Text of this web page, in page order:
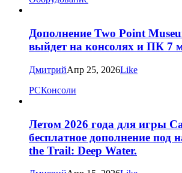
Дополнение Two Point
выйдет на консолях и ПК 7
ДмитрийАпр 25, 2026Like
PCКонсоли
Летом 2026 года для игры
бесплатное дополнение под
the Trail: Deep Water.